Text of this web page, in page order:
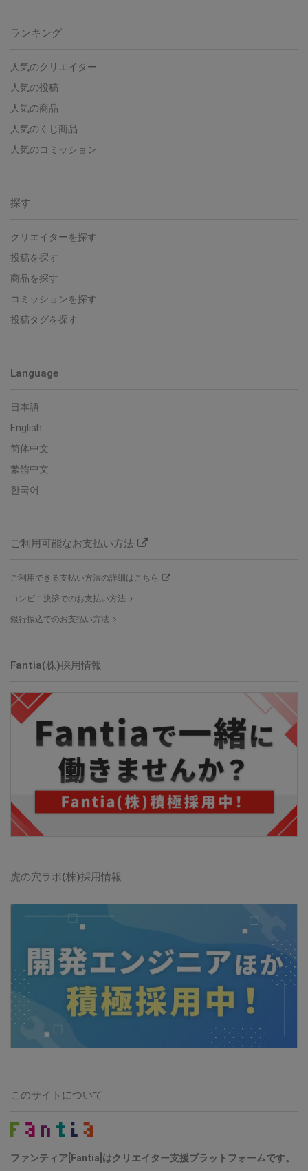
ランキング
人気のクリエイター
人気の投稿
人気の商品
人気のくじ商品
人気のコミッション
探す
クリエイターを探す
投稿を探す
商品を探す
コミッションを探す
投稿タグを探す
Language
日本語
English
简体中文
繁體中文
한국어
ご利用可能なお支払い方法
ご利用できる支払い方法の詳細はこちら
コンビニ決済でのお支払い方法
銀行振込でのお支払い方法
Fantia(株)採用情報
虎の穴ラボ(株)採用情報
このサイトについて
ファンティア[Fantia]はクリエイター支援プラットフォームです。